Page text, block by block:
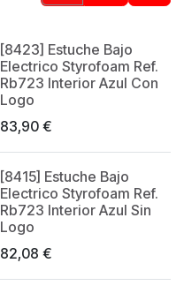
[8423] Estuche Bajo
Electrico Styrofoam Ref.
Rb723 Interior Azul Con
Logo
83,90€
[8415] Estuche Bajo
Electrico Styrofoam Ref.
Rb723 Interior Azul Sin
Logo
82,08 €